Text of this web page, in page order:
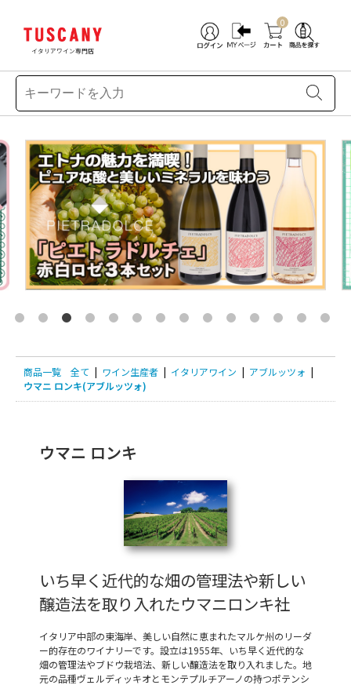
イタリアワイン専門店
0
商品一覧 全て | ワイン生産者 | イタリアワイン | アブルッツォ |
ウマニ ロンキ(アブルッツォ)
ウマニ ロンキ
いち早く近代的な畑の管理法や新しい
醸造法を取り入れたウマニロンキ社
イタリア中部の東海岸、美しい自然に恵まれたマルケ州のリーダ
ー的存在のワイナリーです。設立は1955年、いち早く近代的な
畑の管理法やブドウ栽培法、新しい醸造法を取り入れました。地
元の品種ヴェルディッキオとモンテプルチアーノの持つポテンシ